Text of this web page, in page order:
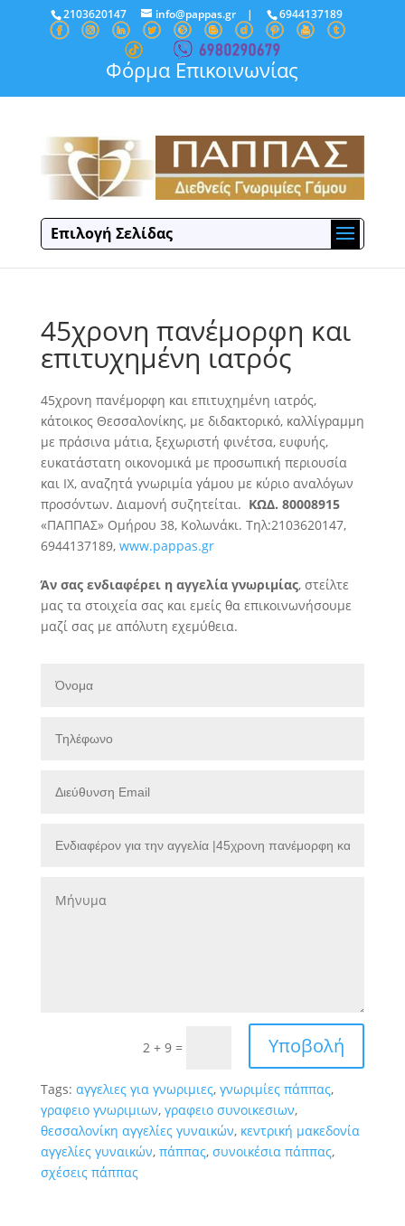
2103620147 info@pappas.gr| 6944137189
Φόρμα Επικοινωνίας
Επιλογή Σελίδας
45χρονη πανέμορφη και
επιτυχημένη ιατρός
45χρονη πανέμορφη και επιτυχημένη ιατρός,
κάτοικος Θεσσαλονίκης, με διδακτορικό, καλλίγραμμη
με πράσινα μάτια, ξεχωριστή φινέτσα, ευφυής,
ευκατάστατη οικονομικά με προσωπική περιουσία
και ΙΧ, αναζητάγνωριμία γάμου με κύριο αναλόγων
προσόντων. Διαμονή συζητείται. ΚΩΔ. 80008915
«ΠΑΠΠΑΣ» Ομήρου 38, Κολωνάκι. Τηλ:2103620147,
6944137189, www.pappas.gr
Άν σας ενδιαφέρει η αγγελία γνωριμίας, στείλτε
μας τα στοιχεία σας και εμείς θα επικοινωνήσουμε
μαζί σας με απόλυτη εχεμύθεια.
2 + 9 = Υποβολή
Tags: αγγελιες για γνωριμιες, γνωριμίες πάππας,
γραφειο γνωριμιων, γραφειο συνοικεσιων,
θεσσαλονίκη αγγελίες γυναικών, κεντρική μακεδονία
αγγελίες γυναικών, πάππας, συνοικέσια πάππας,
σχέσεις πάππας